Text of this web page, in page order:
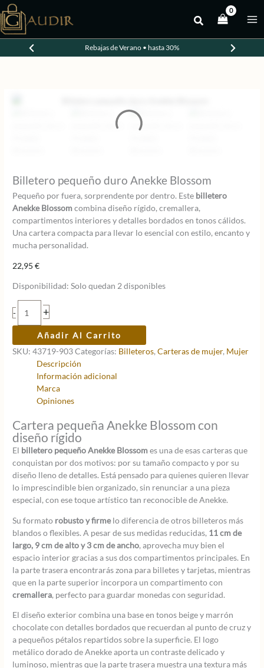
al
contenido
Rebajas de Verano • hasta 30%
Billetero pequeño duro Anekke Blossom
Pequeño por fuera, sorprendente por dentro. Este billetero
Anekke Blossomcombina diseño rígido, cremallera,
compartimentos interiores y detalles bordados en tonos cálidos.
Una cartera compacta para llevar lo esencial con estilo, encanto y
mucha personalidad.
22,95€
Disponibilidad: Solo quedan 2 disponibles
-
Billetero
pequeño
Anekke
Blossom
cantidad
+
Añadir Al Carrito
SKU:43719-903Categorías: Billeteros,Carteras de mujer, Mujer
Descripción
Información adicional
Marca
Opiniones
Cartera pequeña Anekke Blossom con
diseño rígido
El billetero pequeño Anekke Blossomes una de esas carteras que
conquistan por dos motivos: por su tamaño compacto y por su
diseño lleno de detalles. Está pensado para quienes quieren llevar
lo imprescindible bien organizado, sin renunciar a una pieza
especial, con ese toque artístico tan reconocible de Anekke.
Su formato robusto y firmelo diferencia de otros billeteros más
blandos o flexibles. A pesar de sus medidas reducidas, 11 cm de
largo, 9 cm de alto y 3 cm de ancho, aprovecha muy bien el
espacio interior gracias a sus dos compartimentos principales. En
la parte trasera encontrarás zona para billetes y tarjetas, mientras
que en la parte superior incorpora un compartimento con
cremallera, perfecto para guardar monedas con seguridad.
El diseño exterior combina una base en tonos beige y marrón
chocolate con detalles bordados que recuerdan al punto de cruz y
a pequeños pétalos repartidos sobre la superficie. El logo
metálico dorado de Anekke aporta un contraste delicado y
luminoso, mientras que la parte trasera muestra una textura más